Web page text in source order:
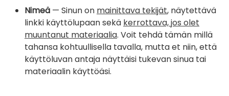
Nimeä — Sinun on mainittava tekijät, näytettävä
linkki käyttölupaan sekä kerrottava, jos olet
muuntanut materiaalia. Voit tehdä tämän millä
tahansa kohtuullisella tavalla, mutta et niin, että
käyttöluvan antaja näyttäisi tukevan sinua tai
materiaalin käyttöäsi.